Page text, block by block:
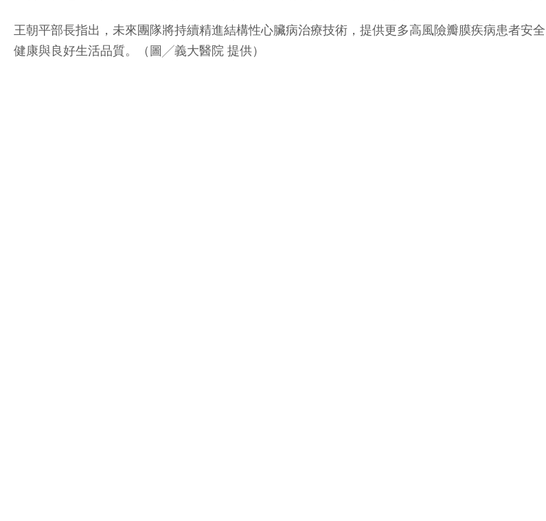
王朝平部長指出，未來團隊將持續精進結構性心臟病治療技術，提供更多高風險瓣膜疾病患者安
健康與良好生活品質。（圖╱義大醫院 提供）